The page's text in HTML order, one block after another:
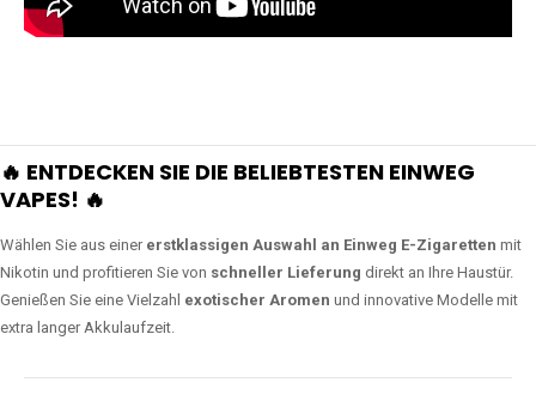
🔥 ENTDECKEN SIE DIE BELIEBTESTEN EINWEG
VAPES! 🔥
Wählen Sie aus einer erstklassigen Auswahl an Einweg E-Zigaretten mit
Nikotin und profitieren Sie von schneller Lieferung direkt an Ihre Haustür.
Genießen Sie eine Vielzahl exotischer Aromen und innovative Modelle mit
extra langer Akkulaufzeit.